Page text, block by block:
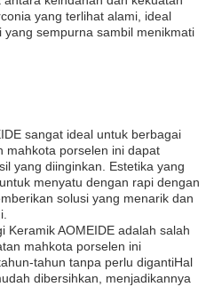
yang terlihat alami, ideal
sempurna sambil menikmati
sangat ideal untuk berbagai
mahkota porselen ini dapat
yang diinginkan. Estetika yang
menyatu dengan rapi dengan
solusi yang menarik dan
Keramik AOMEIDE adalah salah
mahkota porselen ini
tahun tanpa perlu digantiHal
dibersihkan, menjadikannya